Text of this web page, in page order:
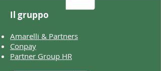
Il gruppo
Amarelli & Partners
Conpay
Partner Group HR